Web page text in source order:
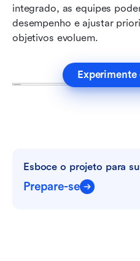
integrado, as equipes
desempenho e ajustar
objetivos evoluem.
Esboce o projeto para
Prepare-se